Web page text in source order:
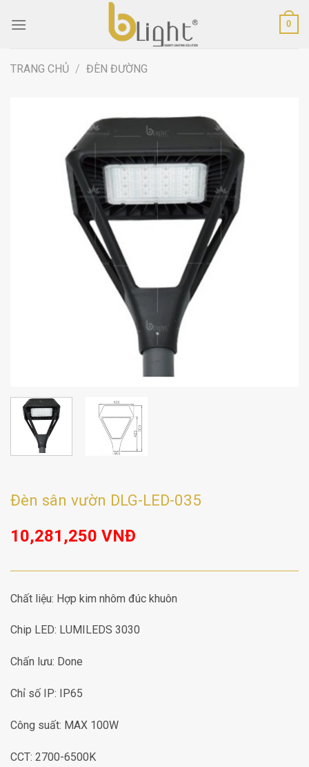
0
TRANG CHỦ / ĐÈN ĐƯỜNG
Đèn sân vườn DLG-LED-035
10,281,250 VNĐ
Chất liệu: Hợp kim nhôm đúc khuôn
Chip LED: LUMILEDS 3030
Chấn lưu: Done
Chỉ số IP: IP65
Công suất: MAX 100W
CCT: 2700-6500K